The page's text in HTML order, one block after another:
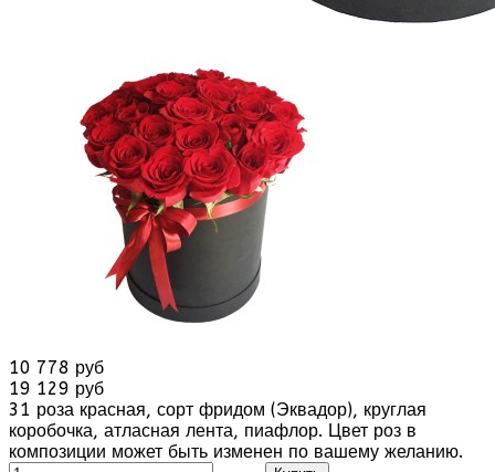
10 778 руб
19 129 руб
31 роза красная, сорт фридом (Эквадор), круглая
коробочка, атласная лента, пиафлор. Цвет роз в
композиции может быть изменен по вашему желанию.